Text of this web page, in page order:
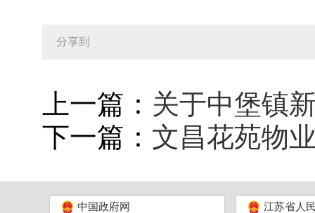
分享到
上一篇： 关于中堡镇
下一篇： 文昌花苑物
中国政府网 江苏省人